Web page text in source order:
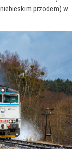
przodem) w